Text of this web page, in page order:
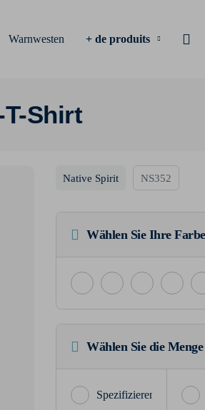
Warnwesten + de produits
Shirt
Native Spirit NS352
Wählen Sie Ihre
Wählen Sie die Menge